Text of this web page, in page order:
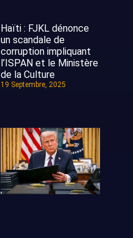
Haïti : FJKL dénonce
un scandale de
corruption impliquant
l’ISPAN et le Ministère
de la Culture
19 Septembre, 2025